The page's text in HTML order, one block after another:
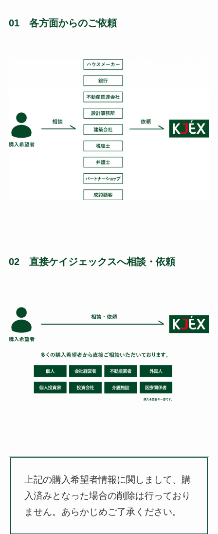
01 各方面からのご依頼
02 直接ケイジェックスへ相談・依頼
上記の購入希望者情報に関しまして、購
入済みとなった場合の削除は行っており
ません。 あらかじめご了承ください。